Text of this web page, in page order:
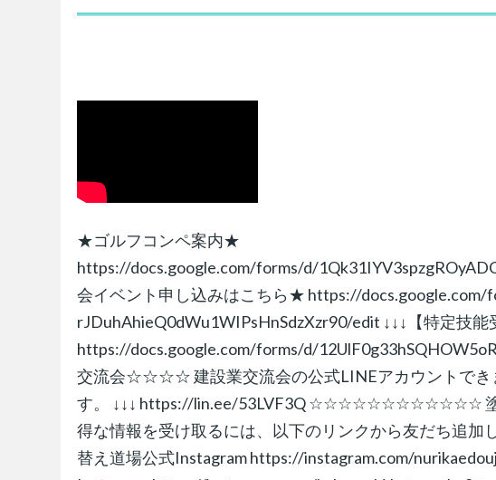
★ゴルフコンペ案内★
https://docs.google.com/forms/d/
会イベント申し込みはこちら★ https://docs.google.com/
rJDuhAhieQ0dWu1WIPsHnSdzXzr90/edit ↓↓↓【特定技
https://docs.google.com/forms/d/
交流会☆☆☆☆ 建設業交流会の公式LINEアカウントでき
す。 ↓↓↓ https://lin.ee/53LVF3Q ☆☆☆☆☆☆☆☆☆☆☆☆ 塗
得な情報を受け取るには、以下のリンクから友だち追
替え道場公式Instagram https://instagram.com/